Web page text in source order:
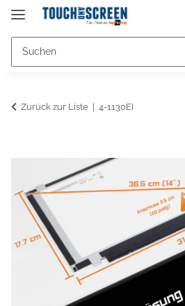
Zurück zur Liste 4-1130EI